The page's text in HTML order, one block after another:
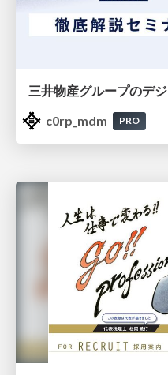
c0rp_mdm
PRO